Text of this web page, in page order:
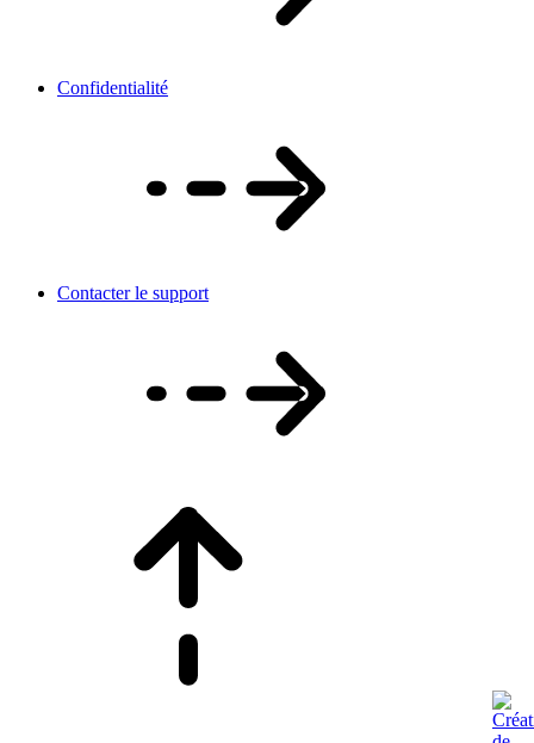
Confidentialité
Contacter le support